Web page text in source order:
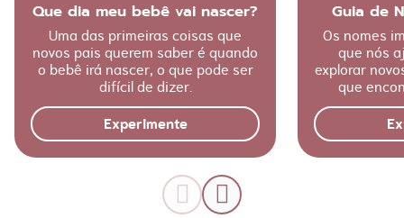
Que dia meu bebê vai nascer?
Uma das primeiras coisas que
novos pais querem saber é quando
o bebê irá nascer, o que pode ser
difícil de dizer.
Experimente
Guia de
Os nomes
que nós
explorar
que